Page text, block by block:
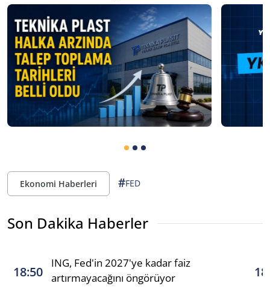
Ekonomi Haberleri #FED
Son Dakika Haberler
18:50
ING, Fed'in 2027'ye kadar faiz
artırmayacağını öngörüyor